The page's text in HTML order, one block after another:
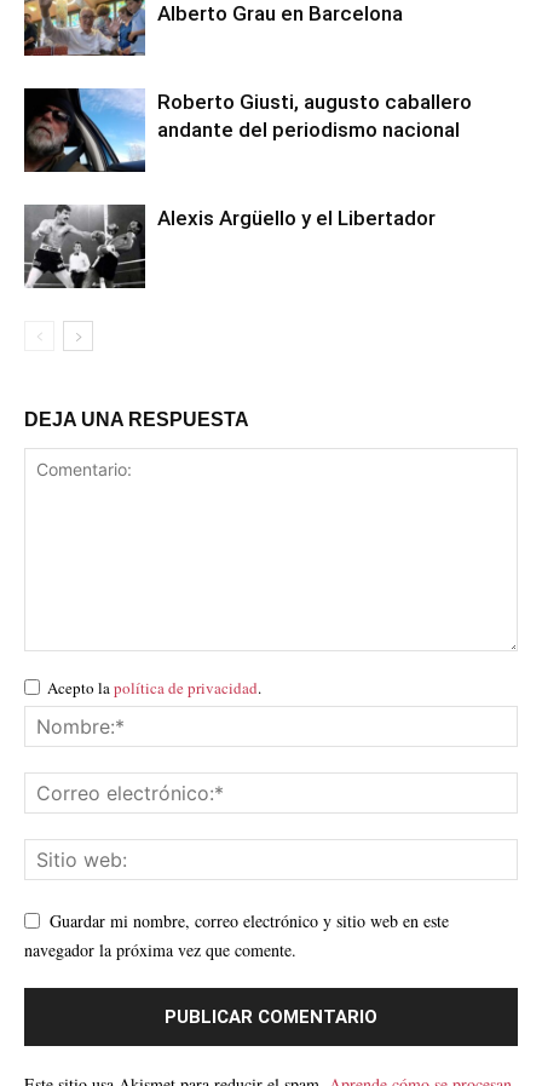
Alberto Grau en Barcelona
Roberto Giusti, augusto caballero
andante del periodismo nacional
Alexis Argüello y el Libertador
DEJA UNA RESPUESTA
Acepto lapolítica de privacidad.
Guardar mi nombre, correo electrónico y sitio web en este
navegador la próxima vez que comente.